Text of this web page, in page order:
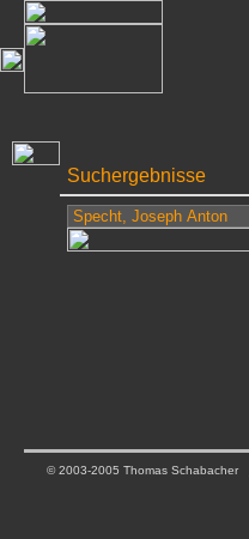
Suchergebnisse
© 2003-2005 Thomas Schabacher